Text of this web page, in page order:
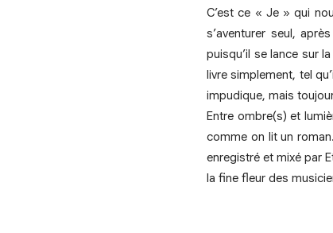
C’est ce « Je » qui
s’aventurer seul,
puisqu’il se lance sur
livre simplement, tel
impudique, mais
Entre ombre(s) et
comme on lit un
enregistré et mixé par
la fine fleur des